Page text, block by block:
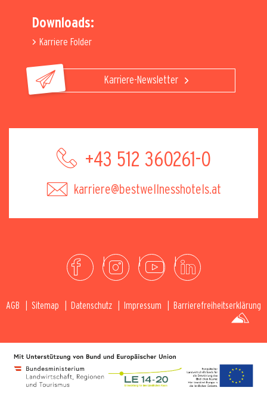
Downloads:
Karriere Folder
Karriere-Newsletter
+43 512 360261-0
karriere@bestwellnesshotels.at
AGB Sitemap Datenschutz Impressum Barrierefreiheitserklärung